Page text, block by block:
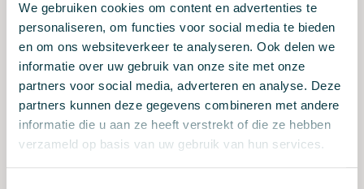
We gebruiken cookies om content en advertenties te
personaliseren, om functies voor social media te bieden
en om ons websiteverkeer te analyseren. Ook delen we
informatie over uw gebruik van onze site met onze
partners voor social media, adverteren en analyse. Deze
partners kunnen deze gegevens combineren met andere
informatie die u aan ze heeft verstrekt of die ze hebben
verzameld op basis van uw gebruik van hun services.
Kettingzagen Vellen zonder
hulpmiddelen
24 augustus, 25 augustus, 26 augustus
€ 735,00